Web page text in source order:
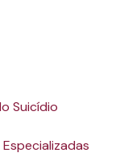
Suicídio